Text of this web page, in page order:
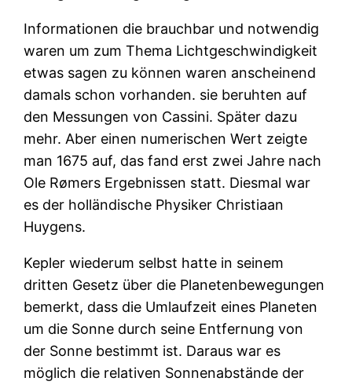
Informationen die brauchbar und notwendig
waren um zum Thema Lichtgeschwindigkeit
etwas sagen zu können waren anscheinend
damals schon vorhanden. sie beruhten auf
den Messungen von Cassini. Später dazu
mehr. Aber einen numerischen Wert zeigte
man 1675 auf, das fand erst zwei Jahre nach
Ole Rømers Ergebnissen statt. Diesmal war
es der holländische Physiker Christiaan
Huygens.
Kepler wiederum selbst hatte in seinem
dritten Gesetz über die Planetenbewegungen
bemerkt, dass die Umlaufzeit eines Planeten
um die Sonne durch seine Entfernung von
der Sonne bestimmt ist. Daraus war es
möglich die relativen Sonnenabstände der